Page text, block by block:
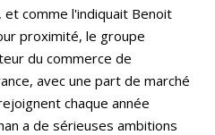
comme l'indiquait Benoit
proximité, le groupe
du commerce de
avec une part de marché
chaque année
a de sérieuses ambitions